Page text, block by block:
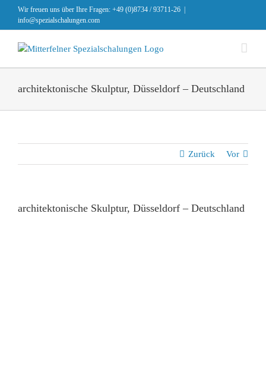
Inhalt
springen
Wir freuen uns über Ihre Fragen: +49 (0)8734 / 93711-26
info@spezialschalungen.com
architektonische Skulptur, Düsseldorf – Deutschland
Zurück Vor
architektonische Skulptur, Düsseldorf – Deutschland